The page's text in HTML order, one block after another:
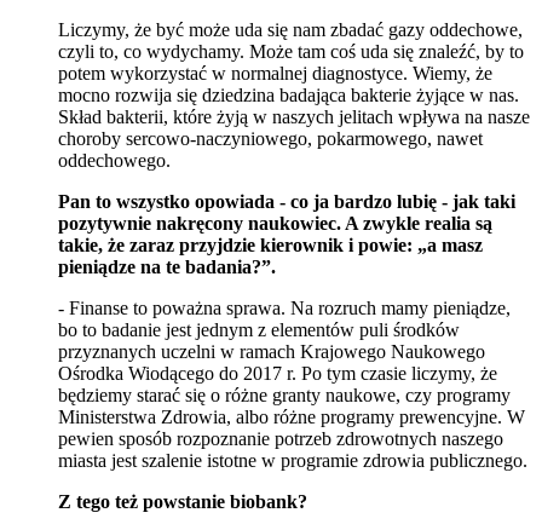
Liczymy, że być może uda się nam zbadać gazy oddechowe,
czyli to, co wydychamy. Może tam coś uda się znaleźć, by to
potem wykorzystać w normalnej diagnostyce. Wiemy, że
mocno rozwija się dziedzina badająca bakterie żyjące w nas.
Skład bakterii, które żyją w naszych jelitach wpływa na nasze
choroby sercowo-naczyniowego, pokarmowego, nawet
oddechowego.
Pan to wszystko opowiada - co ja bardzo lubię - jak taki
pozytywnie nakręcony naukowiec. A zwykle realia są
takie, że zaraz przyjdzie kierownik i powie: „a masz
pieniądze na te badania?”.
- Finanse to poważna sprawa. Na rozruch mamy pieniądze,
bo to badanie jest jednym z elementów puli środków
przyznanych uczelni w ramach Krajowego Naukowego
Ośrodka Wiodącego do 2017 r. Po tym czasie liczymy, że
będziemy starać się o różne granty naukowe, czy programy
Ministerstwa Zdrowia, albo różne programy prewencyjne. W
pewien sposób rozpoznanie potrzeb zdrowotnych naszego
miasta jest szalenie istotne w programie zdrowia publicznego.
Z tego też powstanie biobank?